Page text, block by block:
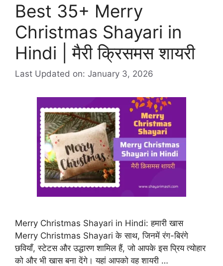
Best 35+ Merry
Christmas Shayari in
Hindi | मैरी क्रिसमस शायरी
Last Updated on: January 3, 2026
Merry Christmas Shayari in Hindi: हमारी खास
Merry Christmas Shayari के साथ, जिनमें रंग-बिरंगे
छवियाँ, स्टेटस और उद्धारण शामिल हैं, जो आपके इस प्रिय त्योहार
को और भी खास बना देंगे। यहां आपको वह शायरी …